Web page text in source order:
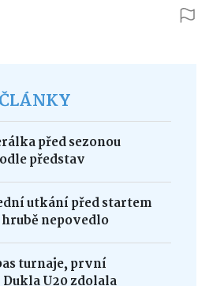
před sezonou
představ
utkání před startem
hrubě nepovedlo
turnaje, první
U20 zdolala